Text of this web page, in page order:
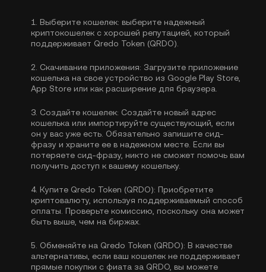
1. Выберите кошелек: выберите надежный
криптокошелек с хорошей репутацией, который
поддерживает Qredo Token (QRDO).
2. Скачивание приложения: Загрузите приложение
кошелька на свое устройство из Google Play Store,
App Store или как расширение для браузера.
3. Создайте кошелек: Создайте новый адрес
кошелька или импортируйте существующий, если
он у вас уже есть. Обязательно запишите сид-
фразу и храните ее в надежном месте. Если вы
потеряете сид-фразу, никто не сможет помочь вам
получить доступ к вашему кошельку.
4. Купите Qredo Token (QRDO): Приобретите
криптовалюту, используя поддерживаемый способ
оплаты. Проверьте комиссию, поскольку она может
быть выше, чем на биржах.
5. Обменяйте на Qredo Token (QRDO): В качестве
альтернативы, если ваш кошелек не поддерживает
прямые покупки с фиата за QRDO, вы можете